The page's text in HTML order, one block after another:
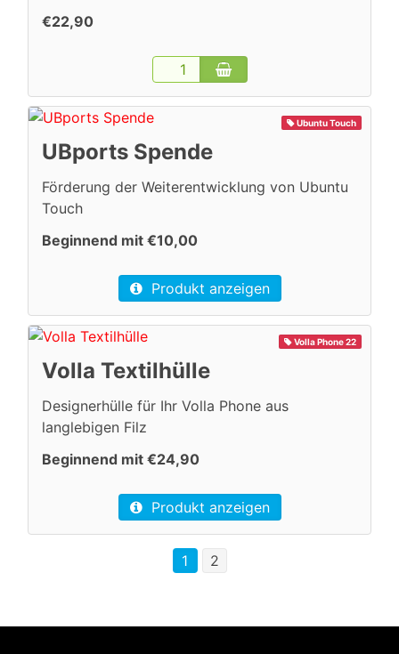
€22,90
Ubuntu Touch
UBports Spende
Förderung der Weiterentwicklung von Ubuntu
Touch
Beginnend mit €10,00
Produkt anzeigen
Volla Phone 22
Volla Textilhülle
Designerhülle für Ihr Volla Phone aus
langlebigen Filz
Beginnend mit €24,90
Produkt anzeigen
1 2